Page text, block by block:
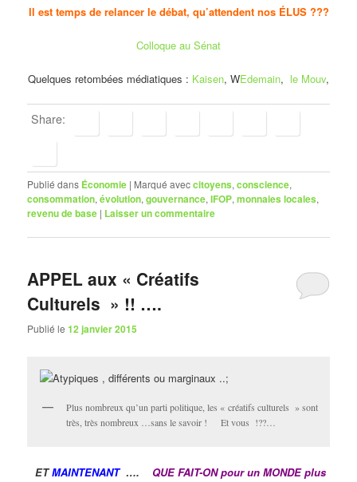
Il est temps de relancer le débat, qu’attendent nos ÉLUS ???
Colloque au Sénat
Quelques retombées médiatiques : Kaisen, WEdemain, le Mouv,
Share:
Publié dans Économie | Marqué aveccitoyens,conscience,
consommation,évolution,gouvernance,IFOP,monnaies locales,
revenu de base | Laisser un commentaire
APPEL aux « Créatifs
Culturels » !! ….
Publié le12 janvier 2015
Plus nombreux qu’un parti politique, les « créatifs culturels » sont
très, très nombreux …sans le savoir ! Et vous !??…
ETMAINTENANT …. QUE FAIT-ON pour un MONDE plus